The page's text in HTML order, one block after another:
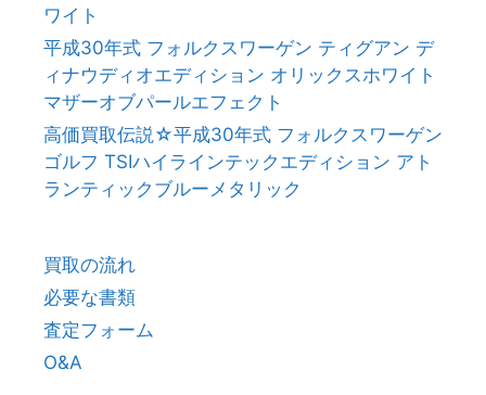
ワイト
平成30年式 フォルクスワーゲン ティグアン デ
ィナウディオエディション オリックスホワイト
マザーオブパールエフェクト
高価買取伝説☆平成30年式 フォルクスワーゲン
ゴルフ TSIハイラインテックエディション アト
ランティックブルーメタリック
買取の流れ
必要な書類
査定フォーム
O&A